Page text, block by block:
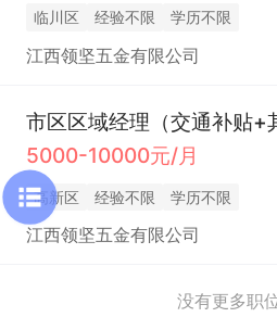
临川区 经验不限 学历不限
江西领坚五金有限公司
市区区域经理（交通补贴+
5000-10000元/月
高新区 经验不限 学历不限
江西领坚五金有限公司
没有更多职